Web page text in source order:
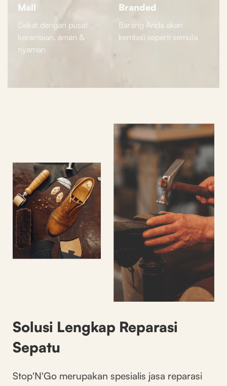
Mall
Dekat dengan pusat
keramaian, aman &
nyaman
Branded
Barang Anda akan
kembali seperti semula
Solusi Lengkap Reparasi
Sepatu
Stop'N'Go merupakan spesialis jasa reparasi